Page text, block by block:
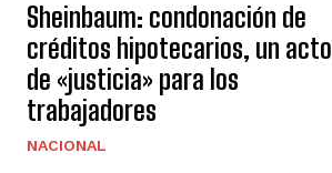
Sheinbaum: condonación de
créditos hipotecarios, un acto
de «justicia» para los
trabajadores
NACIONAL